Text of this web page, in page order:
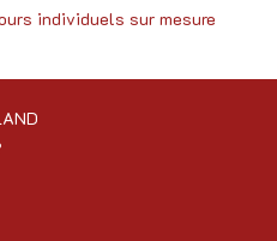
individuels sur mesure